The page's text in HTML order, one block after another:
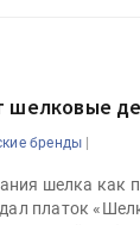
шелковые
бренды |
шелка как
платок